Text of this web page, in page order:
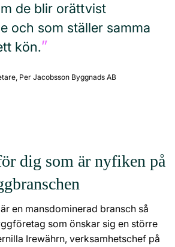
de blir orättvist
och som ställer samma
kön.
Per Jacobsson Byggnads AB
dig som är nyfiken på
en mansdominerad bransch så
som önskar sig en större
Irewährn, verksamhetschef på